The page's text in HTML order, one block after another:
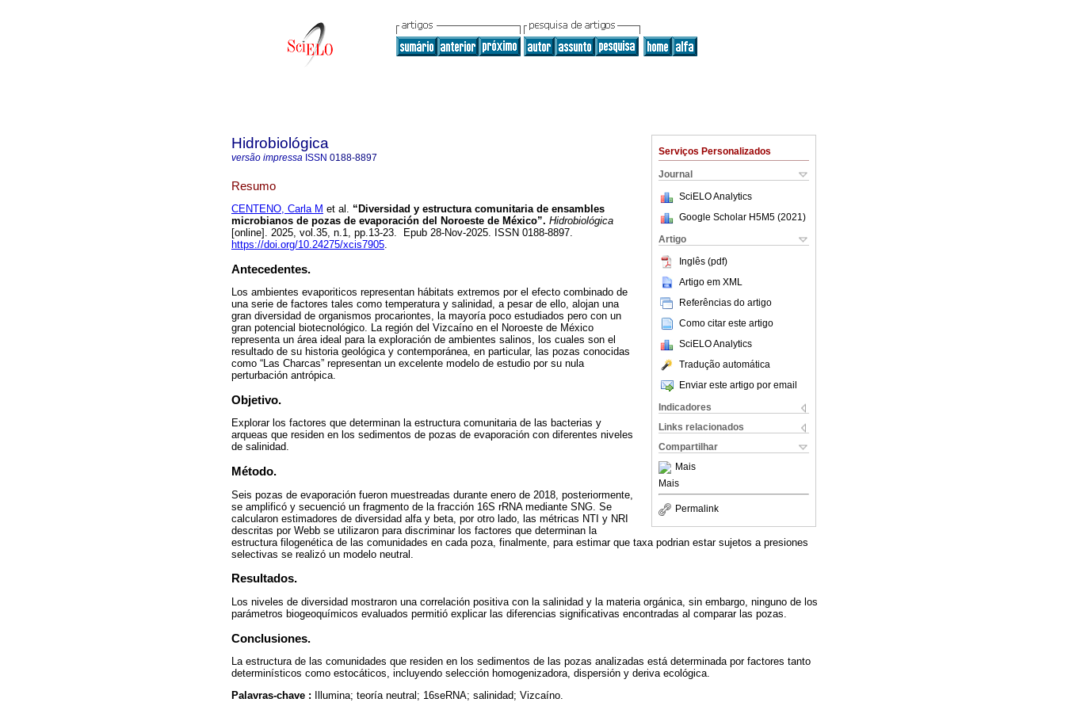
Serviços Personalizados
Journal
SciELO Analytics
Google Scholar H5M5 (2021 )
Artigo
Inglês (pdf)
Artigo em XML
Referências do artigo
Como citar este artigo
SciELO Analytics
Tradução automática
Enviar este artigo por email
Indicadores
Links relacionados
Compartilhar
Mais
Mais
Permalink
Hidrobiológica
versão impressa ISSN 0188-8897
Resumo
CENTENO, Carla M et al. “Diversidad y estructura comunitaria de ensambles
microbianos de pozas de evaporación del Noroeste de México”. Hidrobiológica
[online]. 2025, vol.35, n.1, pp.13-23. Epub 28-Nov-2025. ISSN 0188-8897.
https://doi.org/10.24275/xcis7905.
Antecedentes.
Los ambientes evaporiticos representan hábitats extremos por el efecto combinado de
una serie de factores tales como temperatura y salinidad, a pesar de ello, alojan una
gran diversidad de organismos procariontes, la mayoría poco estudiados pero con un
gran potencial biotecnológico. La región del Vizcaíno en el Noroeste de México
representa un área ideal para la exploración de ambientes salinos, los cuales son el
resultado de su historia geológica y contemporánea, en particular, las pozas conocidas
como “Las Charcas” representan un excelente modelo de estudio por su nula
perturbación antrópica.
Objetivo.
Explorar los factores que determinan la estructura comunitaria de las bacterias y
arqueas que residen en los sedimentos de pozas de evaporación con diferentes niveles
de salinidad.
Método.
Seis pozas de evaporación fueron muestreadas durante enero de 2018, posteriormente,
se amplificó y secuenció un fragmento de la fracción 16S rRNA mediante SNG. Se
calcularon estimadores de diversidad alfa y beta, por otro lado, las métricas NTI y NRI
descritas por Webb se utilizaron para discriminar los factores que determinan la
estructura filogenética de las comunidades en cada poza, finalmente, para estimar que taxa podrian estar sujetos a presiones
selectivas se realizó un modelo neutral.
Resultados.
Los niveles de diversidad mostraron una correlación positiva con la salinidad y la materia orgánica, sin embargo, ninguno de los
parámetros biogeoquímicos evaluados permitió explicar las diferencias significativas encontradas al comparar las pozas.
Conclusiones.
La estructura de las comunidades que residen en los sedimentos de las pozas analizadas está determinada por factores tanto
determinísticos como estocáticos, incluyendo selección homogenizadora, dispersión y deriva ecológica.
Palavras-chave :
Illumina; teoría neutral; 16seRNA; salinidad; Vizcaíno.